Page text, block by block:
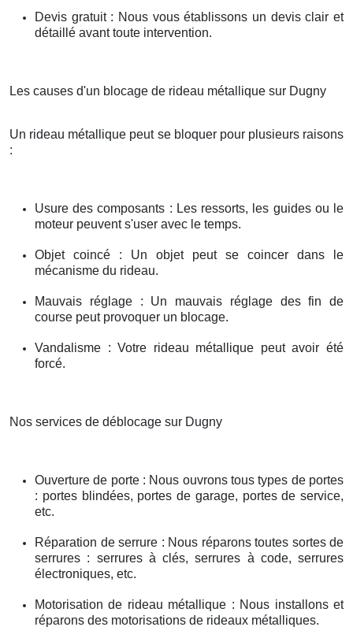
Devis gratuit : Nous vous établissons un devis clair et
détaillé avant toute intervention.
Les causes d'un blocage de rideau métallique sur Dugny
Un rideau métallique peut se bloquer pour plusieurs raisons
:
Usure des composants : Les ressorts, les guides ou le
moteur peuvent s'user avec le temps.
Objet coincé : Un objet peut se coincer dans le
mécanisme du rideau.
Mauvais réglage : Un mauvais réglage des fin de
course peut provoquer un blocage.
Vandalisme : Votre rideau métallique peut avoir été
forcé.
Nos services de déblocage sur Dugny
Ouverture de porte : Nous ouvrons tous types de portes
: portes blindées, portes de garage, portes de service,
etc.
Réparation de serrure : Nous réparons toutes sortes de
serrures : serrures à clés, serrures à code, serrures
électroniques, etc.
Motorisation de rideau métallique : Nous installons et
réparons des motorisations de rideaux métalliques.